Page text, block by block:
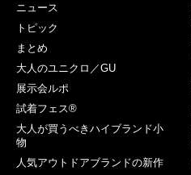
ニュース
トピック
まとめ
大人のユニクロ／GU
展示会ルポ
試着フェス®︎
大人が買うべきハイブランド小
物
人気アウトドアブランドの新作